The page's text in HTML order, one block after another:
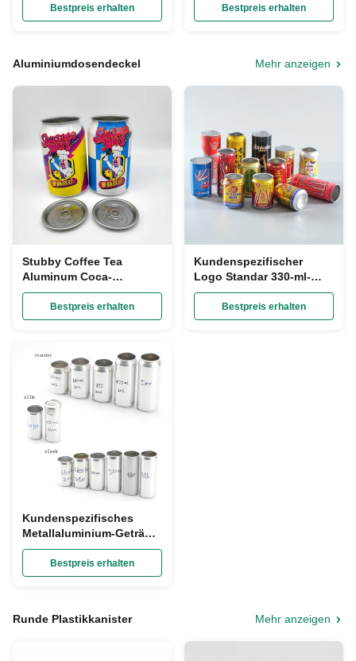
Hitze-Psychiaters-
Verpackung für Wein-
Bestpreis erhalten
erhitzen Durchmesser der
Schrumpfungs-35mm
Bestpreis erhalten
Aluminiumdosendeckel Mehr anzeigen
Stubby Coffee Tea
Aluminum Coca-
Kolabaum macht 250 ml
mit einfachen Deckeln
des offenen Endes ein
Bestpreis erhalten
Kundenspezifischer
Logo Standar 330-ml-
Aluminiumgetränkedosen-
Soda-Wasserkanister für
Getränke
Bestpreis erhalten
Kundenspezifisches
Metallaluminium-Getränk
kann Tafelwasser Juice
Cans With Lids
Bestpreis erhalten
Runde Plastikkanister Mehr anzeigen